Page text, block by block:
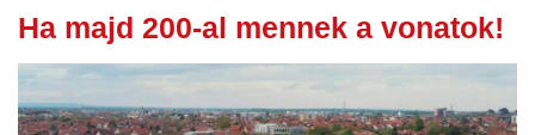
20 márc.
2023
Ha majd 200-al mennek a vonatok!